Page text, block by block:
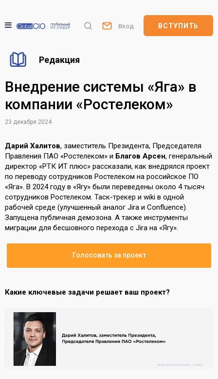
Вход ВСТУПИТЬ
Редакция
Внедрение системы «Яга» в
компании «Ростелеком»
23 декабря 2024
Дарий Халитов, заместитель Президента, Председателя
Правления ПАО «Ростелеком» и Благов Арсен, генеральный
директор «РТК ИТ плюс» рассказали, как внедрялся проект
по переводу сотрудников Ростелеком на российское ПО
«Яга». В 2024 году в «Ягу» были переведены около 4 тысяч
сотрудников Ростелеком. Таск-трекер и wiki в одной
рабочей среде (улучшенный аналог Jira и Confluence).
Запущена публичная демозона. А также инструменты
миграции для бесшовного перехода с Jira на «Ягу».
Голосовать за проект
Какие ключевые задачи решает ваш проект?